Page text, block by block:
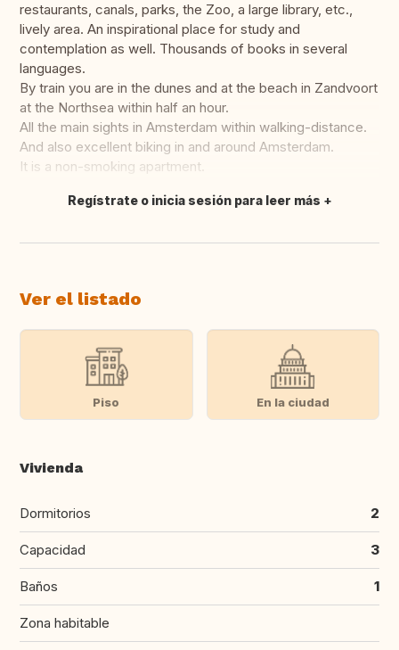
restaurants, canals, parks, the Zoo, a large library, etc.,
lively area. An inspirational place for study and
contemplation as well. Thousands of books in several
languages.
By train you are in the dunes and at the beach in Zandvoort
at the Northsea within half an hour.
All the main sights in Amsterdam within walking-distance.
And also excellent biking in and around Amsterdam.
It is a non-smoking apartment.
Traducir
Regístrate o inicia sesión para leer más
Ver el listado
Piso En la ciudad
Vivienda
Dormitorios 2
Capacidad 3
Baños 1
Zona habitable